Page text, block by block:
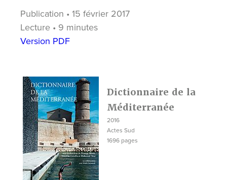
Publication • 15 février 2017
Lecture • 9 minutes
Version PDF
Dictionnaire de la
Méditerranée
2016
Actes Sud
1696 pages